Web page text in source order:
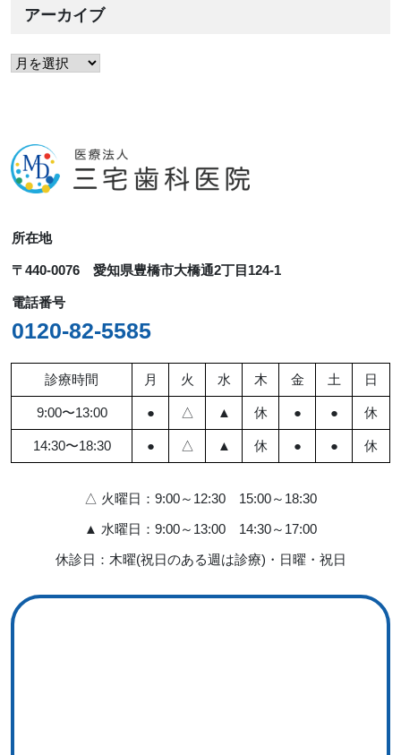
アーカイブ
ア
イ
ブ
所在地
〒440-0076 愛知県豊橋市大橋通2丁目124-1
電話番号
0120-82-5585
診療時間 月 火 水 木 金 土 日
9:00〜13:00 ● △ ▲ 休 ● ● 休
14:30〜18:30 ● △ ▲ 休 ● ● 休
△ 火曜日：9:00～12:30 15:00～18:30
▲ 水曜日：9:00～13:00 14:30～17:00
休診日：木曜(祝日のある週は診療)・日曜・祝日